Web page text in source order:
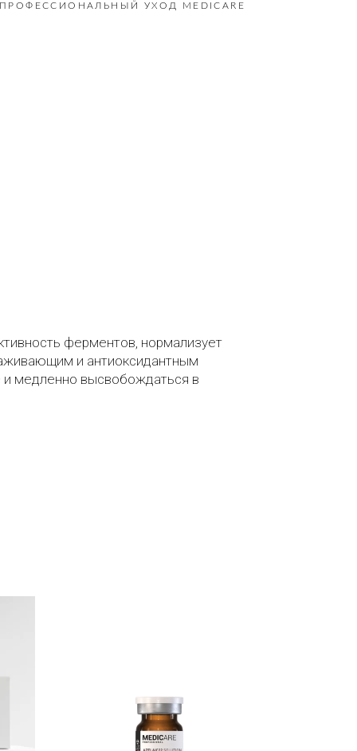
ПРОФЕССИОНАЛЬНЫЙ УХОД MEDICARE
ферментов, нормализует
и антиоксидантным
и медленно высвобождаться в
Купить в 1 клик